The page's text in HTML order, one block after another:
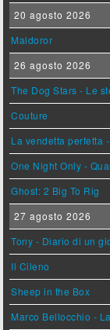
20 agosto 2026
Maldoror
26 agosto 2026
The Dog Stars - Le
Couture
La vendetta perfetta
One Night Only -
Ghost: 2 Big To Rig
27 agosto 2026
Tony - Diario di un
Il Cileno
Sheep in the Box
Marco Bellocchio -